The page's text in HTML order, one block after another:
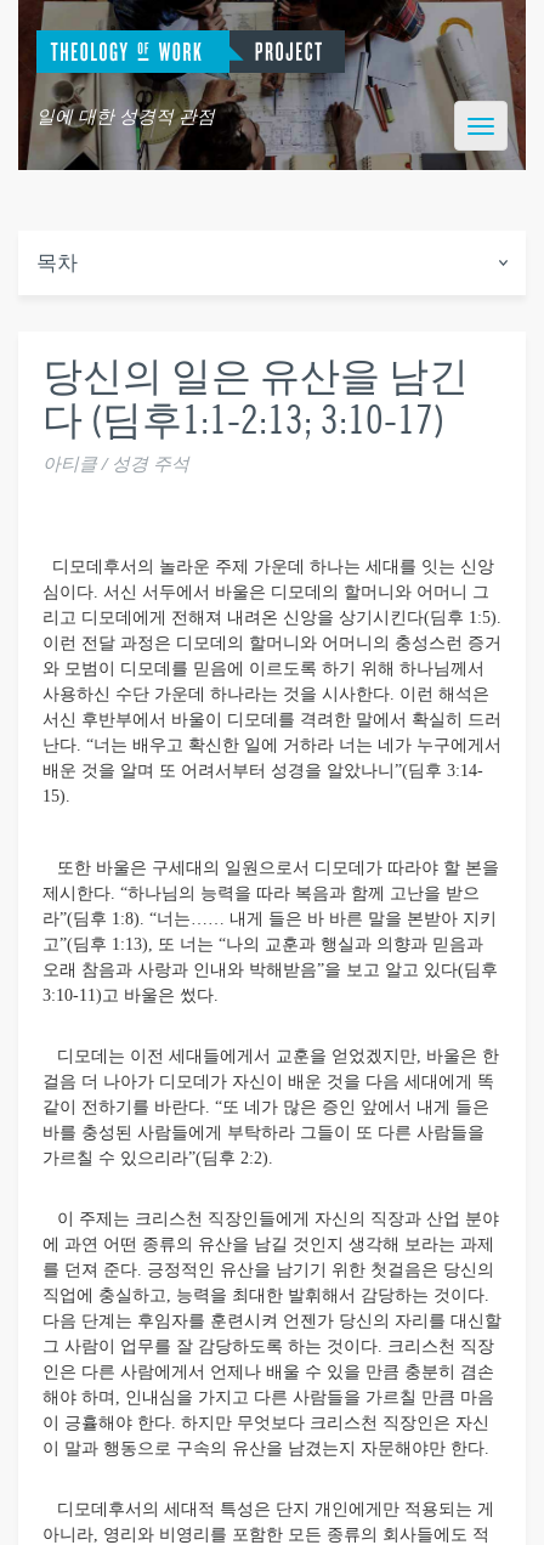
일에 대한 성경적 관점
Toggle
목차
당신의 일은 유산을 남긴
다 (딤후1:1-2:13; 3:10-17)
아티클 / 성경 주석
디모데후서의 놀라운 주제 가운데 하나는 세대를 잇는 신앙
심이다. 서신 서두에서 바울은 디모데의 할머니와 어머니 그
리고 디모데에게 전해져 내려온 신앙을 상기시킨다(딤후 1:5).
이런 전달 과정은 디모데의 할머니와 어머니의 충성스런 증거
와 모범이 디모데를 믿음에 이르도록 하기 위해 하나님께서
사용하신 수단 가운데 하나라는 것을 시사한다. 이런 해석은
서신 후반부에서 바울이 디모데를 격려한 말에서 확실히 드러
난다. “너는 배우고 확신한 일에 거하라 너는 네가 누구에게서
배운 것을 알며 또 어려서부터 성경을 알았나니”(딤후 3:14-
15).
또한 바울은 구세대의 일원으로서 디모데가 따라야 할 본을
제시한다. “하나님의 능력을 따라 복음과 함께 고난을 받으
라”(딤후 1:8). “너는…… 내게 들은 바 바른 말을 본받아 지키
고”(딤후 1:13), 또 너는 “나의 교훈과 행실과 의향과 믿음과
오래 참음과 사랑과 인내와 박해받음”을 보고 알고 있다(딤후
3:10-11)고 바울은 썼다.
디모데는 이전 세대들에게서 교훈을 얻었겠지만, 바울은 한
걸음 더 나아가 디모데가 자신이 배운 것을 다음 세대에게 똑
같이 전하기를 바란다. “또 네가 많은 증인 앞에서 내게 들은
바를 충성된 사람들에게 부탁하라 그들이 또 다른 사람들을
가르칠 수 있으리라”(딤후 2:2).
이 주제는 크리스천 직장인들에게 자신의 직장과 산업 분야
에 과연 어떤 종류의 유산을 남길 것인지 생각해 보라는 과제
를 던져 준다. 긍정적인 유산을 남기기 위한 첫걸음은 당신의
직업에 충실하고, 능력을 최대한 발휘해서 감당하는 것이다.
다음 단계는 후임자를 훈련시켜 언젠가 당신의 자리를 대신할
그 사람이 업무를 잘 감당하도록 하는 것이다. 크리스천 직장
인은 다른 사람에게서 언제나 배울 수 있을 만큼 충분히 겸손
해야 하며, 인내심을 가지고 다른 사람들을 가르칠 만큼 마음
이 긍휼해야 한다. 하지만 무엇보다 크리스천 직장인은 자신
이 말과 행동으로 구속의 유산을 남겼는지 자문해야만 한다.
디모데후서의 세대적 특성은 단지 개인에게만 적용되는 게
아니라, 영리와 비영리를 포함한 모든 종류의 회사들에도 적